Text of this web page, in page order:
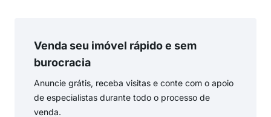
Venda seu imóvel rápido e sem
burocracia
Anuncie grátis, receba visitas e conte com o apoio
de especialistas durante todo o processo de
venda.